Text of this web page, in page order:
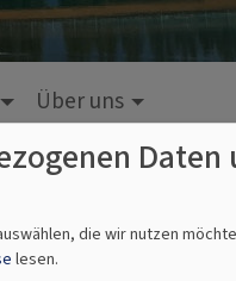
Über uns
Daten
die wir nutzen
lesen.